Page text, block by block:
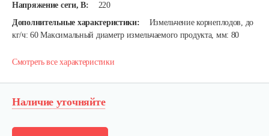
Напряжение сети, В:
220
Дополнительные характеристики:
Измельчение корнеплодов, до
кг/ч: 60 Максимальный диаметр измельчаемого продукта, мм: 80
Смотреть все характеристики
Наличие уточняйте